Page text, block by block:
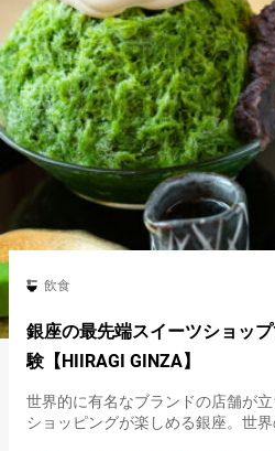
飲食
銀座の最先端スイーツショッ
験【HIIRAGI GINZA】
世界的に有名なブランドの店舗が
ショッピングが楽しめる銀座。世